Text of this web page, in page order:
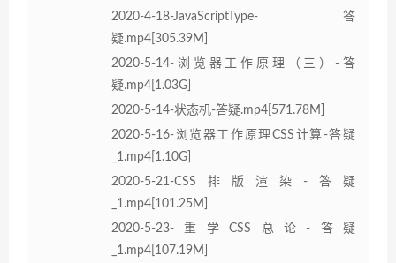
2020-4-18-JavaScriptType-答
疑.mp4[305.39M]
2020-5-14-浏览器工作原理（三）-答
疑.mp4[1.03G]
2020-5-14-状态机-答疑.mp4[571.78M]
2020-5-16-浏览器工作原理CSS计算-答疑
_1.mp4[1.10G]
2020-5-21-CSS排版渲染-答疑
_1.mp4[101.25M]
2020-5-23-重学CSS总论-答疑
_1.mp4[107.19M]